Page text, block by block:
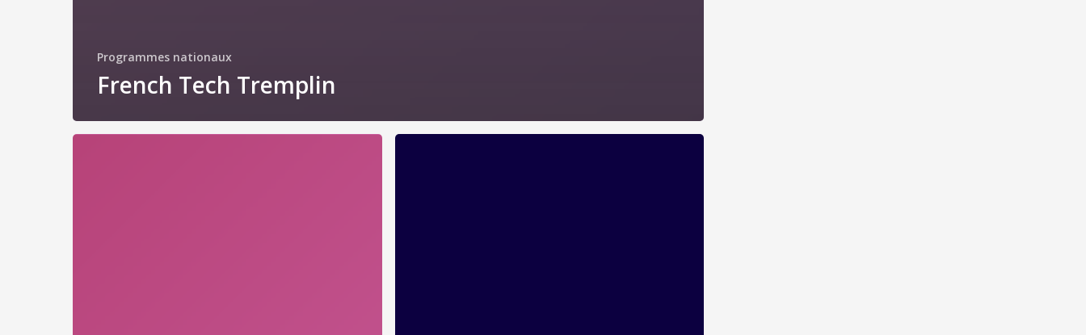
Programmes nationaux
French Tech Tremplin